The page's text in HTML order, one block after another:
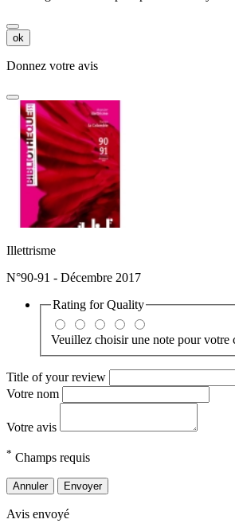
ok
Donnez votre avis
Illettrisme
N°90-91 - Décembre 2017
Rating forQuality
Veuillez choisir une note pour votre
Title of your review
Votre nom
Votre avis
* Champs requis
Annuler Envoyer
Avis envoyé